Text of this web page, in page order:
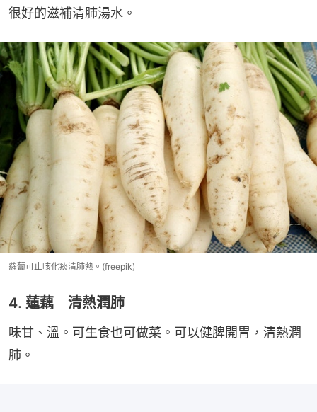
很好的滋補清肺湯水。
蘿蔔可止咳化痰清肺熱。(freepik)
4. 蓮藕 清熱潤肺
味甘、溫。可生食也可做菜。可以健脾開胃，清熱潤
肺。